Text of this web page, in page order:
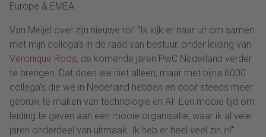
Europe & EMEA.
Van Meijel over zijn nieuwe rol: “Ik kijk er naar uit om samen
met mijn collega’s in de raad van bestuur, onder leiding van
Veronique Roos, de komende jaren PwC Nederland verder
te brengen. Dat doen we niet alleen, maar met bijna 6000
collega’s die we in Nederland hebben en door steeds meer
gebruik te maken van technologie en AI. Een mooie tijd om
leiding te geven aan een mooie organisatie, waar ik al vele
jaren onderdeel van uitmaak. Ik heb er heel veel zin in!”